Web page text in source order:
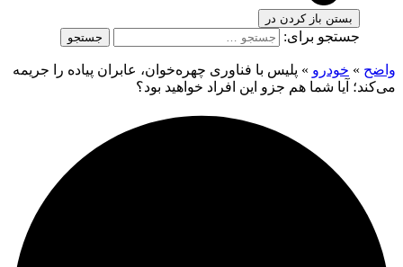
بستن باز کردن در
جستجو برای:
واضح » خودرو » پلیس با فناوری چهره‌خوان، عابران پیاده را جریمه
می‌کند؛ آیا شما هم جزو این افراد خواهید بود؟